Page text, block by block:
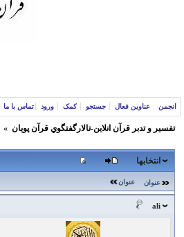
انجمن عناوین فعال جستجو کمک ورود تماس با ما
تفسير و‌ تدبر قرآن انلاين-تالارگفتگوي قرآن پویان »
انتخابها
عنوان عنوان
ali